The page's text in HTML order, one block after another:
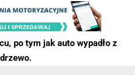
po tym jak auto wypadło z